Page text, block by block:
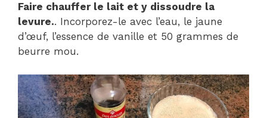
Faire chauffer le lait et y dissoudre la
levure.. Incorporez-le avec l’eau, le jaune
d’œuf, l’essence de vanille et 50 grammes de
beurre mou.